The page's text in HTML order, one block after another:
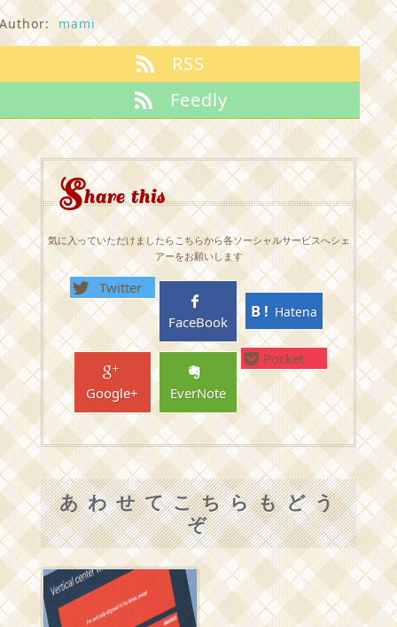
Author:
mami
RSS
Feedly
Share this
気に入っていただけましたらこちらから各ソーシャルサービスへシェ
アーをお願いします
Twitter
FaceBook
Hatena
Google+ EverNote
Pocket
あわせてこちらもどう
ぞ